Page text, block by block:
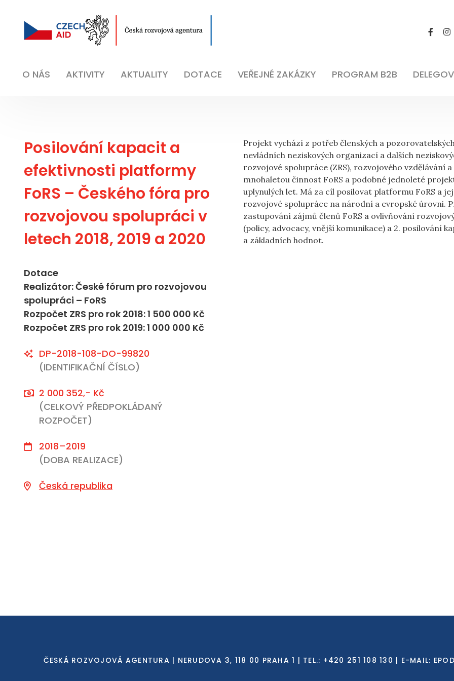
O NÁS AKTIVITY AKTUALITY DOTACE VEŘEJNÉ ZAKÁZKY PROGRAM B2B
Posilování kapacit a
efektivnosti platformy
FoRS – Českého fóra pro
rozvojovou spolupráci v
letech 2018, 2019 a 2020
Dotace
Realizátor: České fórum pro rozvojovou
spolupráci – FoRS
Rozpočet ZRS pro rok 2018: 1 500 000 Kč
Rozpočet ZRS pro rok 2019: 1 000 000 Kč
DP-2018-108-DO-99820
(IDENTIFIKAČNÍ ČÍSLO)
2 000 352,- Kč
(CELKOVÝ PŘEDPOKLÁDANÝ
ROZPOČET)
2018–2019
(DOBA REALIZACE)
Česká republika
Projekt vychází z potřeb členských a
nevládních neziskových organizací a dalších
rozvojové spolupráce (ZRS), rozvojového vzdělávání
mnohaletou činnost FoRS a podobné jednoleté
uplynulých let. Má za cíl posilovat platformu FoRS a
rozvojové spolupráce na národní a evropské úrovni.
zastupování zájmů členů FoRS a ovlivňování
(policy, advocacy, vnější komunikace) a 2. posilování
a základních hodnot.
ČESKÁ ROZVOJOVÁ AGENTURA | NERUDOVA 3, 118 00 PRAHA 1 | TEL.: +420 251 108 130 | E-MAIL: